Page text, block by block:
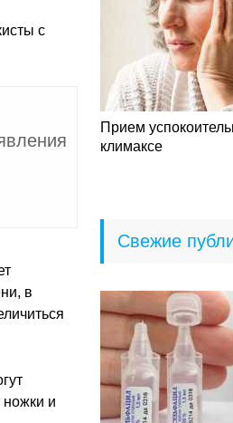
с
в
ножки и
Прием
климаксе
Свежие